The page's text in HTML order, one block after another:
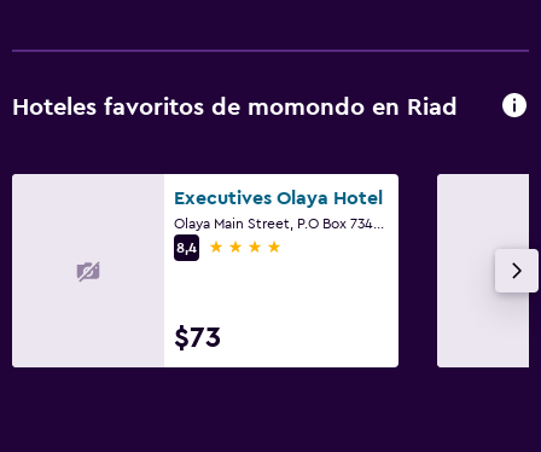
Hoteles favoritos de momondo en Riad
Executives Olaya Hotel
8,4
4 estrellas
$73